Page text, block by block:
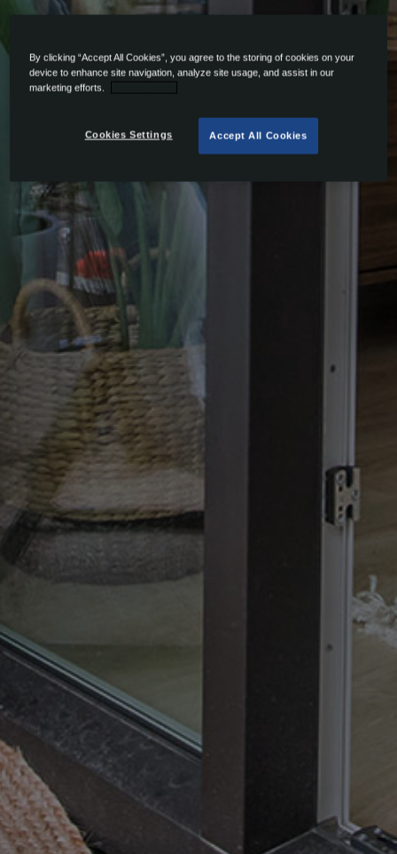
By clicking “Accept All Cookies”, you agree to the storing of cookies on your
device to enhance site navigation, analyze site usage, and assist in our
marketing efforts.
Accept All Cookies
Cookies Settings